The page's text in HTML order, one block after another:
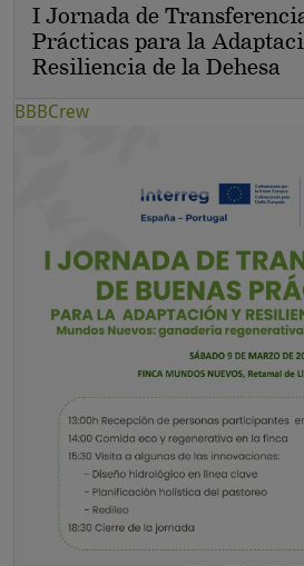
I Jornada de
Prácticas para la
Resiliencia de la Dehesa
BBBCrew